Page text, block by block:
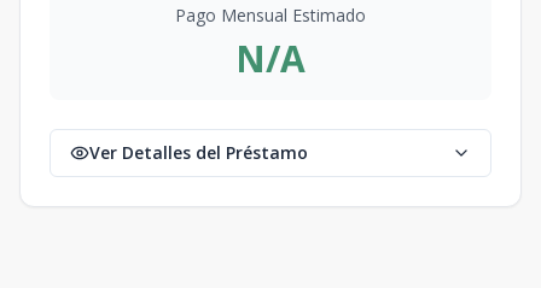
Pago Mensual Estimado
N/A
Ver Detalles del Préstamo